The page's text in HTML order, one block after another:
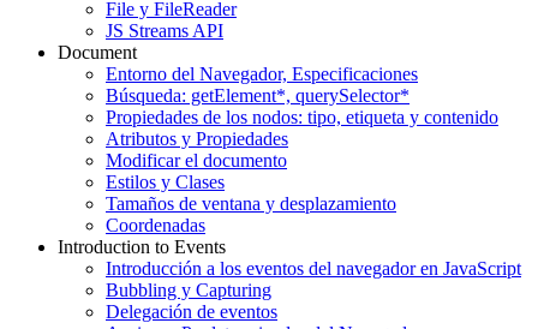
File y FileReader
JS Streams API
Document
Entorno del Navegador, Especificaciones
Búsqueda: getElement*, querySelector*
Propiedades de los nodos: tipo, etiqueta y contenido
Atributos y Propiedades
Modificar el documento
Estilos y Clases
Tamaños de ventana y desplazamiento
Coordenadas
Introduction to Events
Introducción a los eventos del navegador en JavaScript
Bubbling y Capturing
Delegación de eventos